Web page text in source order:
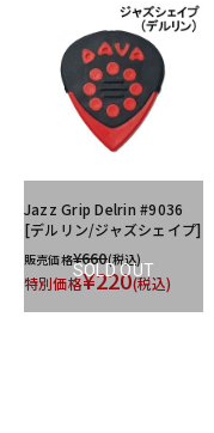
SOLD OUT
Jazz Grip Delrin #9036
[デルリン/ジャズシェイプ]
販売価格¥660(税込)
特別価格¥220(税込)